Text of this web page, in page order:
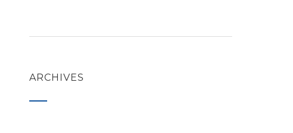
ARCHIVES